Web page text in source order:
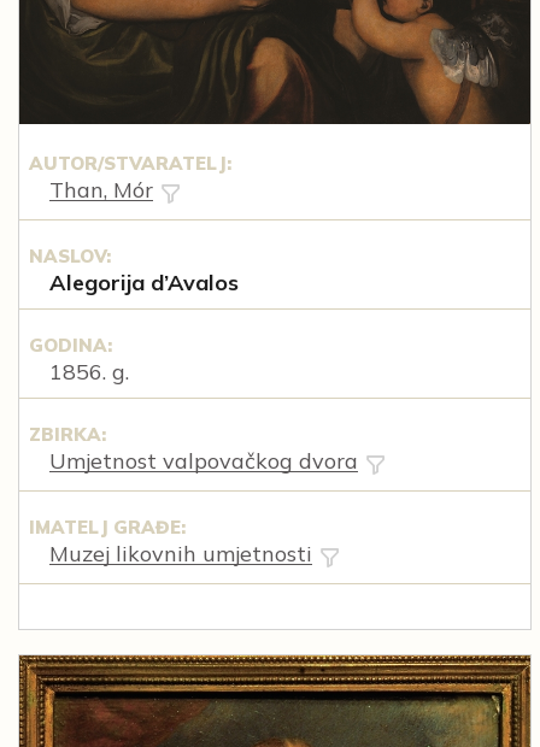
AUTOR/STVARATELJ:
Than, Mór
NASLOV:
Alegorija d’Avalos
GODINA:
1856. g.
ZBIRKA:
Umjetnost valpovačkog dvora
IMATELJ GRAĐE:
Muzej likovnih umjetnosti